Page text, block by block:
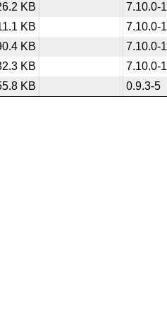
KB
7.10.0-1
KB
7.10.0-1
KB
7.10.0-1
KB
7.10.0-1
KB
0.9.3-5